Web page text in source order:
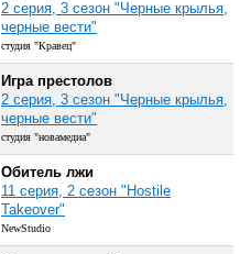
2 серия, 3 сезон "Черные крылья,
черные вести"
студия "Кравец"
Игра престолов
2 серия, 3 сезон "Черные крылья,
черные вести"
студия "новамедиа"
Обитель лжи
11 серия, 2 сезон "Hostile
Takeover"
NewStudio